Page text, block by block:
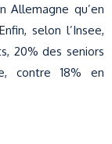
Allemagne qu’en
selon l’Insee,
20% des seniors
contre 18% en